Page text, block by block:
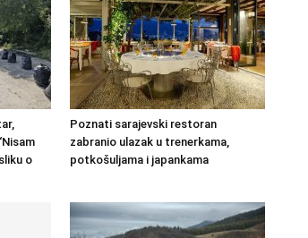
o
Poznati sarajevski restoran
zabranio ulazak u trenerkama,
potkošuljama i japankama